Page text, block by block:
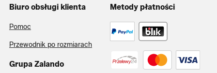
Biuro obsługi klienta
Pomoc
Przewodnik po rozmiarach
Grupa Zalando
Metody płatności